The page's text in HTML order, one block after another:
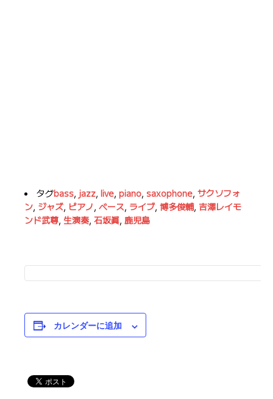
タグbass, jazz, live, piano, saxophone, サクソフォ
ン, ジャズ, ピアノ, ベース, ライブ, 博多俊輔, 吉澤レイモ
ンド武尊, 生演奏, 石坂眞, 鹿児島
カレンダーに追加